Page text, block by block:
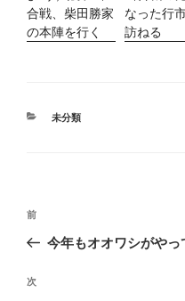
合戦、柴田勝家
の本陣を行く
なった行
訪ねる
カ
未分類
投
ビ
過
去
投
前
今年もオオワシがやっ
次
次